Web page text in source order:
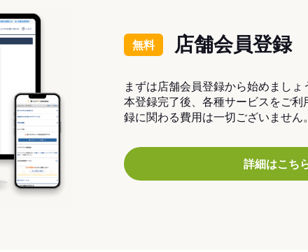
無料 店舗会員登録
まずは店舗会員登録から始めましょ
本登録完了後、各種サービスをご
録に関わる費用は一切ございません。
詳細はこち